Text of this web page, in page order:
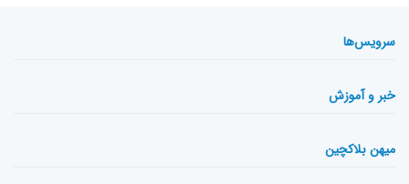
سرویس‌ها
خبر و آموزش
میهن بلاکچین